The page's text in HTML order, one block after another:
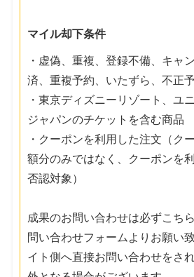
マイル却下条件
・虚偽、重複、登録不備、キャ
済、重複予約、いたずら、不正
・東京ディズニーリゾート、ユ
ジャパンのチケットを含む商品
・クーポンを利用した注文（ク
額分のみではなく、クーポンを
否認対象）
成果のお問い合わせは必ずこち
問い合わせフォームよりお願い
イト側へ直接お問い合わせをさ